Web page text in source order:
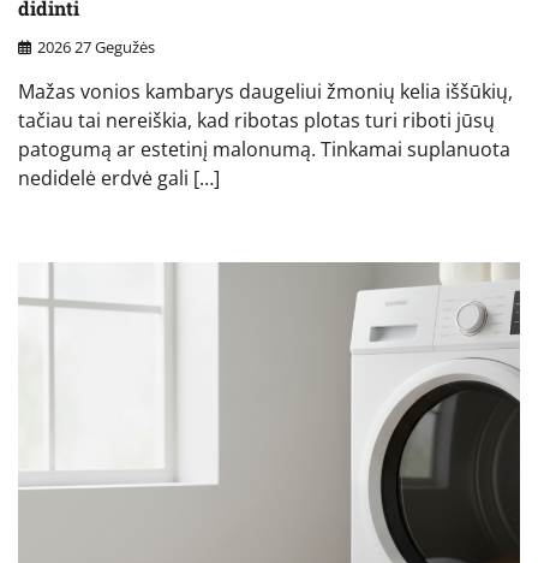
didinti
2026 27 Gegužės
Mažas vonios kambarys daugeliui žmonių kelia iššūkių,
tačiau tai nereiškia, kad ribotas plotas turi riboti jūsų
patogumą ar estetinį malonumą. Tinkamai suplanuota
nedidelė erdvė gali […]